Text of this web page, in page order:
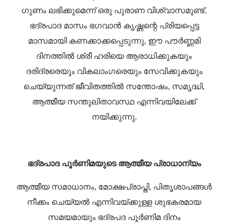
ഗുണം ലഭിക്കുമെന്ന് ഒരു പുരാണ വിശ്വാസമുണ്ട്.
ഭദ്രപാദ മാസം ഭഗവാൻ കൃഷ്ണന്റെ പ്രിയപ്പെട്ട
മാസമായി കണക്കാക്കപ്പെടുന്നു, ഈ പൗർണ്ണമി
ദിനത്തിൽ ശ്രീ ഹരിയെ ആരാധിക്കുകയും
ദരിദ്രരെയും വികലാംഗരെയും സേവിക്കുകയും
ചെയ്യുന്നത് ജീവിതത്തിൽ സന്തോഷം, സമൃദ്ധി,
ആത്മീയ സന്തുലിതാവസ്ഥ എന്നിവയിലേക്ക്
നയിക്കുന്നു.
ഭദ്രപാദ പൂർണിമയുടെ ആത്മീയ പ്രാധാന്യം
ആത്മീയ സമാധാനം, മോക്ഷപ്രാപ്തി, പിതൃശാപങ്ങൾ
നീക്കം ചെയ്യൽ എന്നിവയ്ക്കുള്ള ശുഭകരമായ
സമയമായും ഭദ്രപദ പൂർണിമ ദിനം